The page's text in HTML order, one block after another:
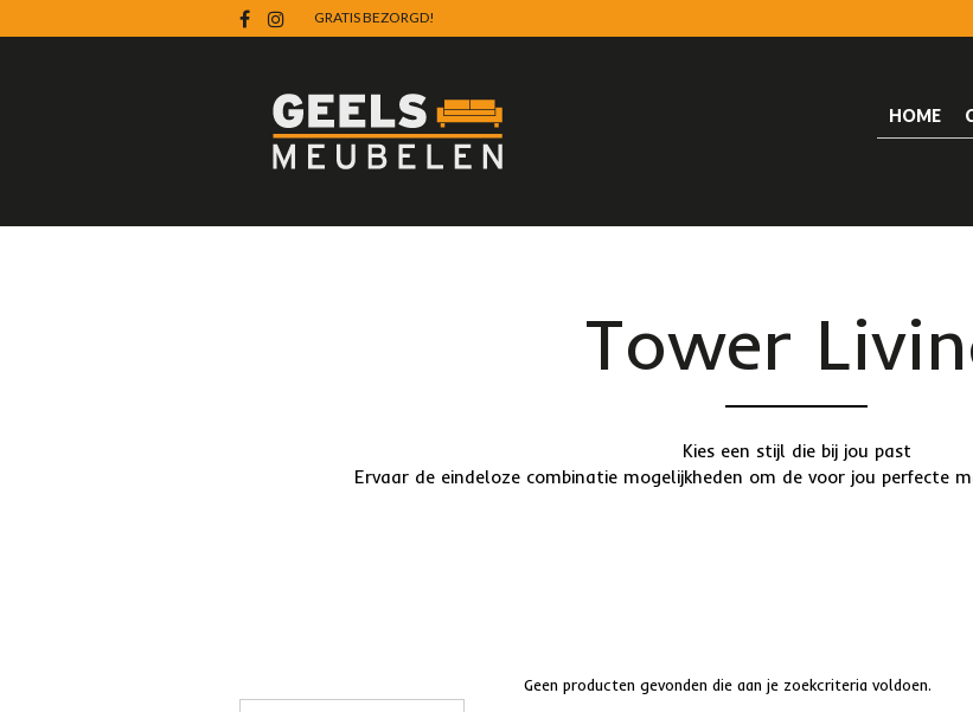
GRATIS BEZORGD!
HOME
Tower
Kies een stijl die bij jou past
Ervaar de eindeloze combinatie mogelijkheden om de voor jou perfecte
Geen producten gevonden die aan je zoekcriteria voldoen.